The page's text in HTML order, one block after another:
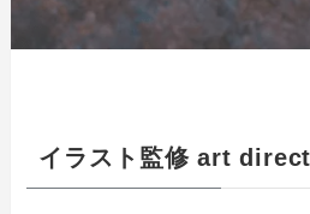
イラスト監修 art